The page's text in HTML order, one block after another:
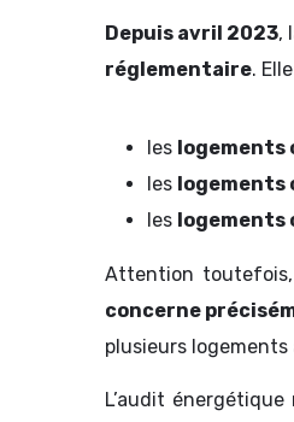
Depuis avril 2023,
réglementaire.
les logements
les logements
les logements
Attention toutefois,
concerne
plusieurs
L’audit